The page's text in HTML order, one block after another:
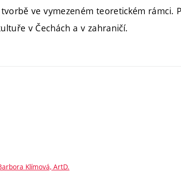
ve vymezeném teoretickém rámci.
v Čechách a v zahraničí.
Klímová, ArtD.